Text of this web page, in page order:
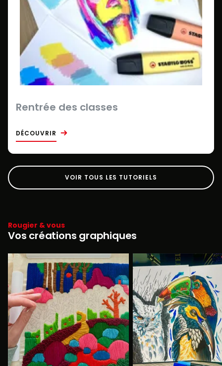
Rentrée des classes
DÉCOUVRIR
VOIR TOUS LES TUTORIELS
Rougier & vous
Vos créations graphiques